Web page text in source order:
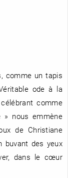
comme un tapis
ode à la
comme
» nous emmène
de Christiane
buvant des yeux
dans le cœur